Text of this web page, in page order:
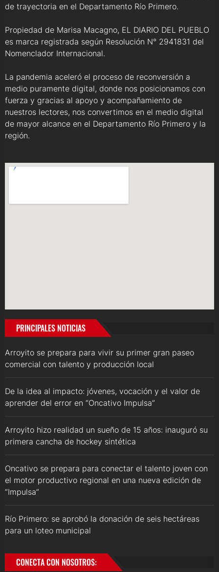
de trayectoria en el Departamento Río Primero.
Propiedad de Marisa Macagno, EL DIARIO DEL PUEBLO
es marca registrada según Resolución N° 2941831 del
Nomenclador Internacional.
La pandemia aceleró el proceso de reconversión a
medio puramente digital, donde nos posicionamos con
fuerza y gracias al apoyo y acompañamiento de
nuestros lectores, nos convertimos en el medio digital
de mayor alcance en el Departamento Río Primero y la
región.
PRINCIPALES NOTICIAS
Arroyito se prepara para vivir su primer gran paseo
comercial con talento y producción local
De la idea al impacto: jóvenes, vocación y el valor de
aprender del error en “Oncativo Impulsa”
Arroyito hizo realidad un sueño de 15 años: inauguró su
primera cancha de hockey sintética
Oncativo se prepara para conectar el talento joven con
el motor productivo regional en una nueva edición de
“Impulsa”
Río Primero: se aprobó la donación de seis hectáreas
para un loteo municipal
CONECTA CON NOSOTROS: